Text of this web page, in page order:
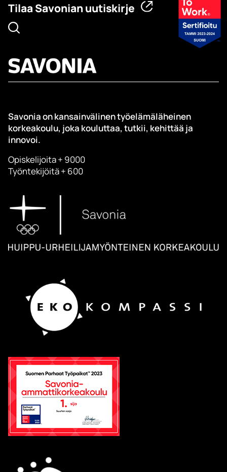
Tilaa Savonian uutiskirje
Savonia on kansainvälinen työelämäläheinen
korkeakoulu, joka kouluttaa, tutkii, kehittää ja
innovoi.
Opiskelijoita + 9000
Työntekijöitä + 600